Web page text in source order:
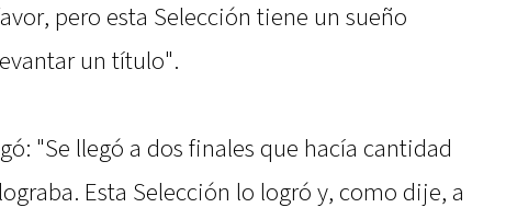
pero esta Selección tiene un sueño
un título".
"Se llegó a dos finales que hacía cantidad
Esta Selección lo logró y, como dije, a